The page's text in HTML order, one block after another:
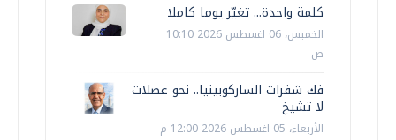
كلمة واحدة... تغيّر يوما كاملا
الخميس، 06 اغسطس 2026 10:10
ص
فك شفرات الساركوبينيا.. نحو عضلات
لا تشيخ
الأربعاء، 05 اغسطس 2026 12:00 م